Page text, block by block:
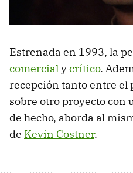
Estrenada en 1993, la
comercialycrítico.
recepción tanto entre el
sobre otro proyecto con
de hecho, aborda al
de Kevin Costner.